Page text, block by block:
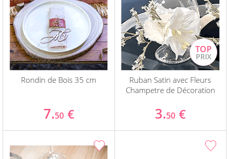
Rondin de Bois 35 cm
7.50 €
Ruban Satin avec Fleurs
Champetre de Décoration
3.50 €